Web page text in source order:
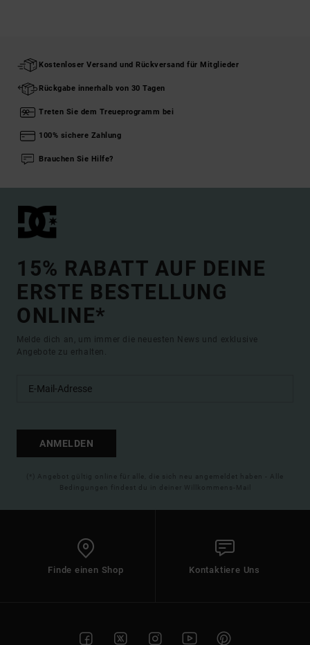
Kostenloser Versand und Rückversand für Mitglieder
Rückgabe innerhalb von 30 Tagen
Treten Sie dem Treueprogramm bei
100% sichere Zahlung
Brauchen Sie Hilfe?
15% RABATT AUF DEINE
ERSTE BESTELLUNG
ONLINE*
Melde dich an, um immer die neuesten News und exklusive
Angebote zu erhalten.
ANMELDEN
(*) Angebot gültig online für alle, die sich neu angemeldet haben - Alle
Bedingungen findest du in deiner Willkommens-Mail
Finde einen Shop Kontaktiere Uns